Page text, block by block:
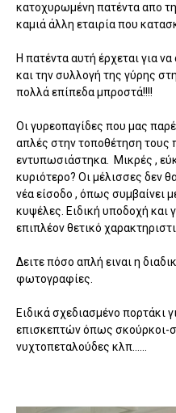
κατοχυρωμένη πατέντα απο
καμιά άλλη εταιρία που
Η πατέντα αυτή έρχεται για
και την συλλογή της γύρης
πολλά επίπεδα μπροστά!!!!
Οι γυρεοπαγίδες που μας
απλές στην τοποθέτηση τους
εντυπωσιάστηκα. Μικρές ,
κυριότερο? Οι μέλισσες δεν
νέα είσοδο , όπως συμβαίνει
κυψέλες. Ειδική υποδοχή και
επιπλέον θετικό
Δειτε πόσο απλή ειναι η
φωτογραφίες.
Ειδικά σχεδιασμένο πορτάκι
επισκεπτών όπως σκούρκοι-
νυχτοπεταλούδες κλπ......